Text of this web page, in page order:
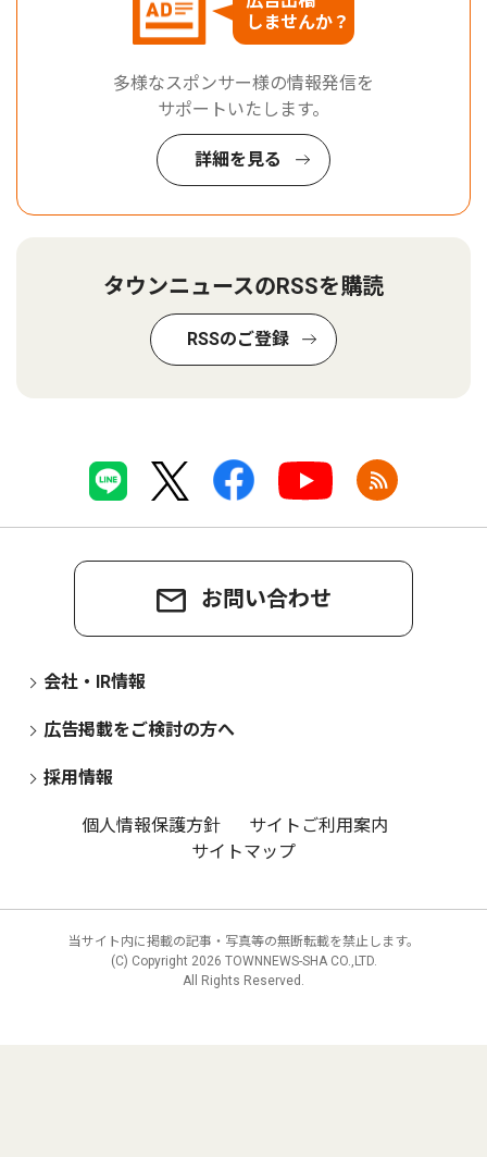
しませんか？
多様なスポンサー様の情報発信を
サポートいたします。
詳細を見る
タウンニュースのRSSを購読
RSSのご登録
お問い合わせ
会社・IR情報
広告掲載をご検討の方へ
採用情報
個人情報保護方針
サイトご利用案内
サイトマップ
当サイト内に掲載の記事・写真等の無断転載を禁止します。
(C) Copyright 2026 TOWNNEWS-SHA CO.,LTD.
All Rights Reserved.